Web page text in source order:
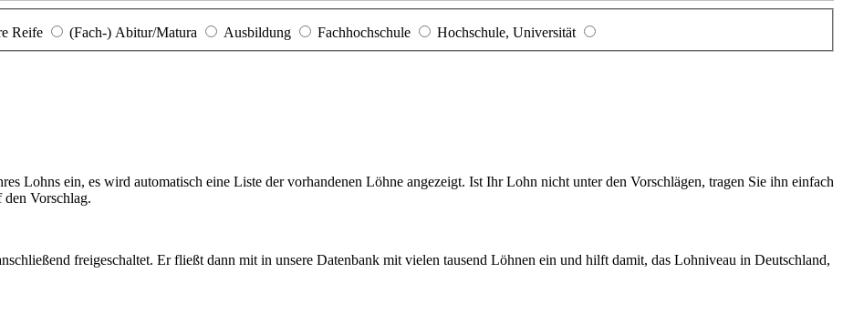
Reife (Fach-) Abitur/Matura Ausbildung Fachhochschule
Hochschule, Universität
Lohns ein, es wird automatisch eine Liste der vorhandenen Löhne angezeigt. Ist Ihr Lohn nicht unter den Vorschlägen, tragen Sie ihn einfach
Vorschlag.
freigeschaltet. Er fließt dann mit in unsere Datenbank mit vielen tausend Löhnen ein und hilft damit, das Lohniveau in Deutschland,